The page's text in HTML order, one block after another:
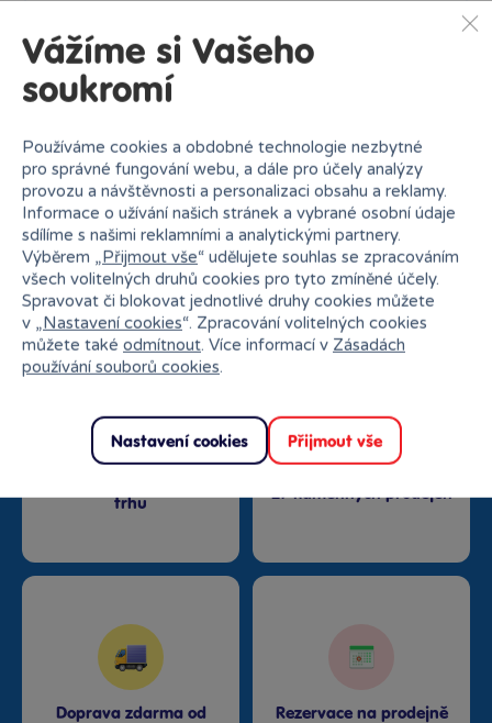
Flexi Monster 4 série
Skladem
Do výběru variant
Proč nakupovat v Bambuli?
trhu
27 kamenných prodejen
Doprava zdarma od
Rezervace na prodejně
Vážíme si Vašeho
soukromí
Používáme cookies a obdobné technologie nezbytné
pro správné fungování webu, a dále pro účely analýzy
provozu a návštěvnosti a personalizaci obsahu a reklamy.
Informace o užívání našich stránek a vybrané osobní údaje
sdílíme s našimi reklamními a analytickými partnery.
Výběrem „Přijmout vše“ udělujete souhlas se zpracováním
všech volitelných druhů cookies pro tyto zmíněné účely.
Spravovat či blokovat jednotlivé druhy cookies můžete
v „Nastavení cookies“. Zpracování volitelných cookies
můžete také odmítnout. Více informací v Zásadách
používání souborů cookies.
Nastavení cookies Přijmout vše